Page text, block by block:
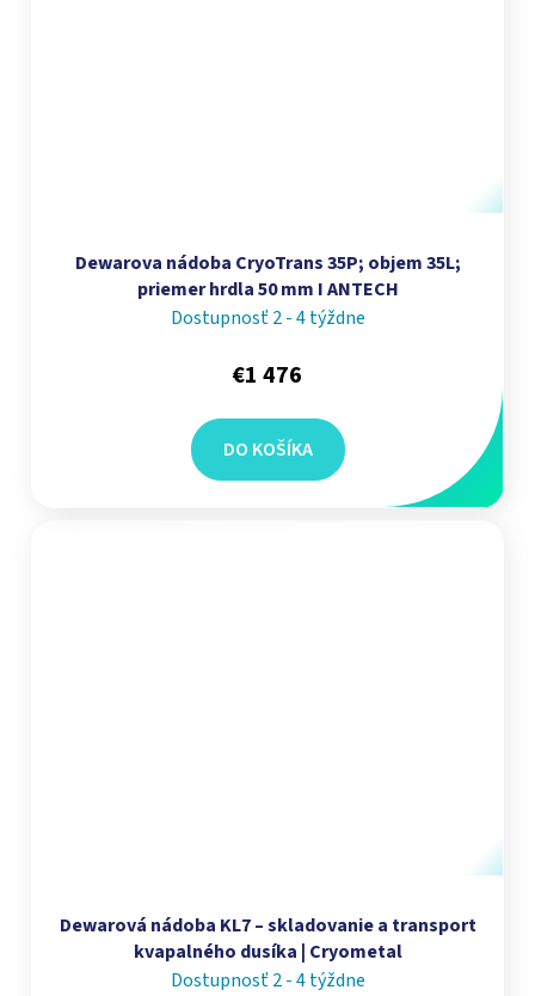
Dewarova nádoba CryoTrans 35P; objem 35L;
priemer hrdla 50 mm I ANTECH
Dostupnosť 2 - 4 týždne
€1 476
DO KOŠÍKA
Dewarová nádoba KL7 – skladovanie a transport
kvapalného dusíka | Cryometal
Dostupnosť 2 - 4 týždne